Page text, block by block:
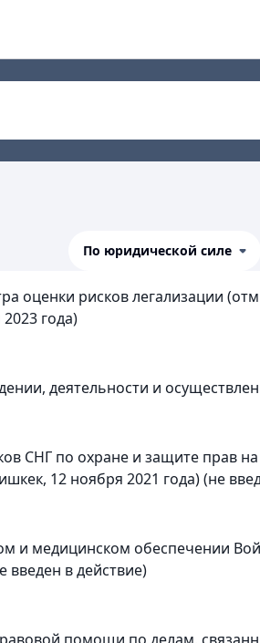
По юридической силе
оценки рисков легализации
года)
деятельности и
СНГ по охране и защите прав
12 ноября 2021 года) (не
и медицинском обеспечении
введен в действие)